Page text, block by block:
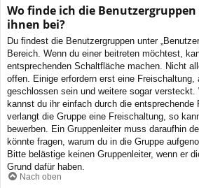
Wo finde ich die
ihnen bei?
Du findest die Benutzergruppen unter
Bereich. Wenn du einer beitreten möchtest,
entsprechenden Schaltfläche machen. Nicht
offen. Einige erfordern erst eine Freischaltung,
geschlossen sein und weitere sogar versteckt.
kannst du ihr einfach durch die entsprechende
verlangt die Gruppe eine Freischaltung, so
bewerben. Ein Gruppenleiter muss daraufhin
könnte fragen, warum du in die Gruppe
Bitte belästige keinen Gruppenleiter, wenn er
Grund dafür haben.
Nach oben